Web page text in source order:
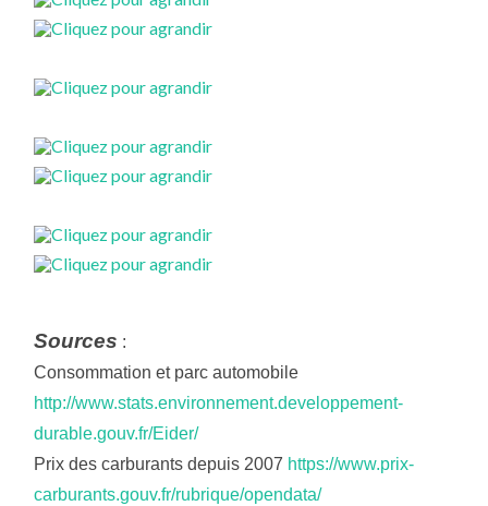
Sources :
Consommation et parc automobile
http://www.stats.environnement.developpement-
durable.gouv.fr/Eider/
Prix des carburants depuis 2007 https://www.prix-
carburants.gouv.fr/rubrique/opendata/